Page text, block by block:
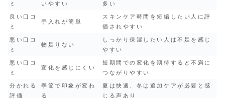
ミ
いやすい
多い
良い口コ
ミ
手入れが簡単
スキンケア時間を短縮したい人に評
価されやすい
悪い口コ
ミ
物足りない
しっかり保湿したい人は不足を感じ
やすい
悪い口コ
ミ
変化を感じにくい
短期間での変化を期待すると不満に
つながりやすい
分かれる
評価
季節で印象が変わ
る
夏は快適、冬は追加ケアが必要と感
じる声あり